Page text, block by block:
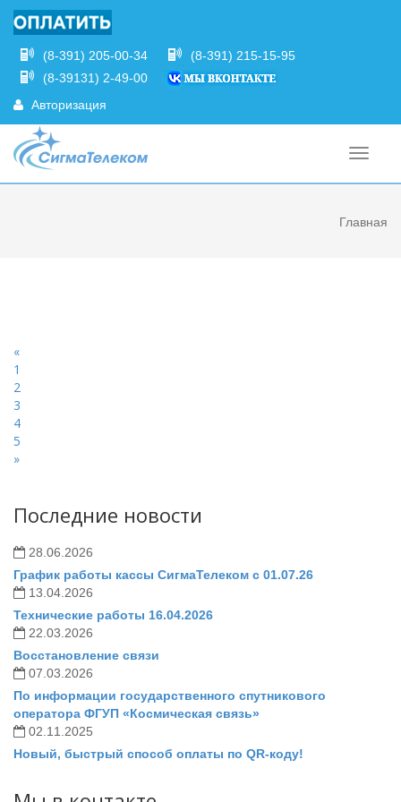
(8-391) 205-00-34
(8-391) 215-15-95
(8-39131) 2-49-00
Авторизация
Главная
«
1
2
3
4
5
»
Последние новости
28.06.2026
График работы кассы СигмаТелеком с 01.07.26
13.04.2026
Технические работы 16.04.2026
22.03.2026
Восстановление связи
07.03.2026
По информации государственного спутникового
оператора ФГУП «Космическая связь»
02.11.2025
Новый, быстрый способ оплаты по QR-коду!